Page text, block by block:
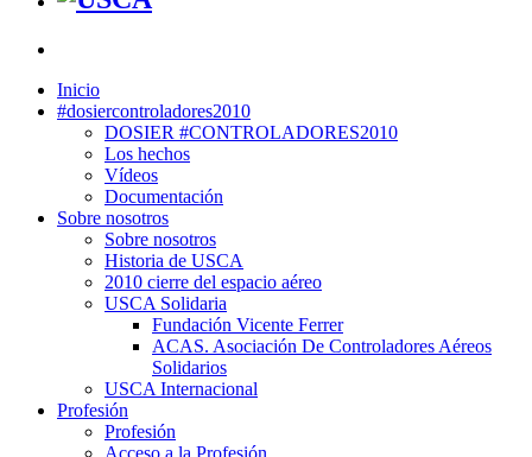
Inicio
#dosiercontroladores2010
DOSIER #CONTROLADORES2010
Los hechos
Vídeos
Documentación
Sobre nosotros
Sobre nosotros
Historia de USCA
2010 cierre del espacio aéreo
USCA Solidaria
Fundación Vicente Ferrer
ACAS. Asociación De Controladores Aéreos
Solidarios
USCA Internacional
Profesión
Profesión
Acceso a la Profesión